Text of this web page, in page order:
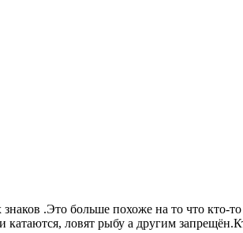
.Это больше похоже на то что кто-то
ловят рыбу а другим